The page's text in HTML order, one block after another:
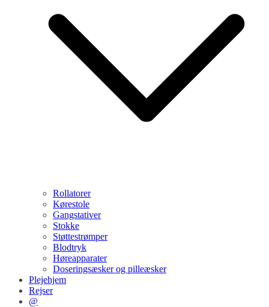
Rollatorer
Kørestole
Gangstativer
Stokke
Støttestrømper
Blodtryk
Høreapparater
Doseringsæsker og pilleæsker
Plejehjem
Rejser
@